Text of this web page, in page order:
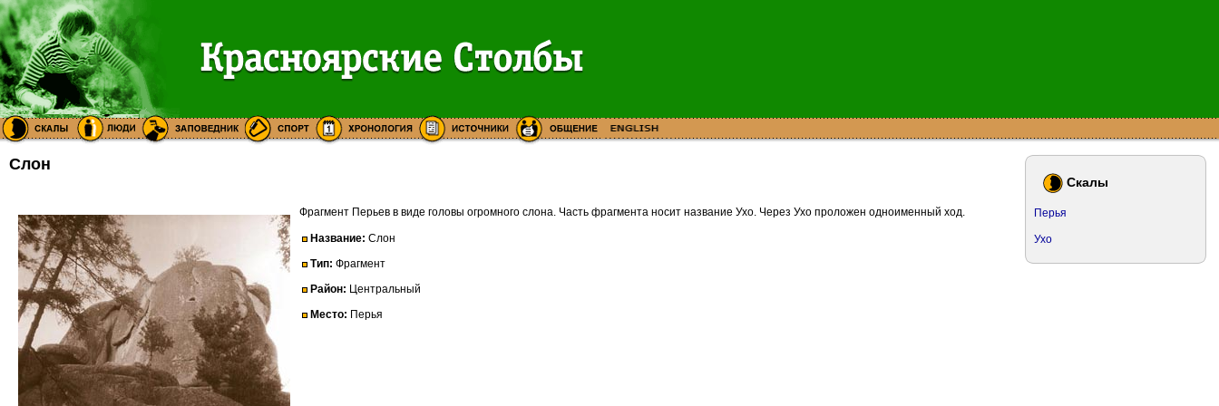
Слон
Фрагмент Перьев в виде головы огромного слона. Часть фрагмента носит название Ухо. Через Ухо проложен одноименный ход.
Название: Слон
Тип: Фрагмент
Район: Центральный
Место: Перья
Скалы
Перья
Ухо